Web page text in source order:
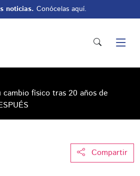
noticias. Conócelas aquí.
cambio físico tras 20 años de
Compartir